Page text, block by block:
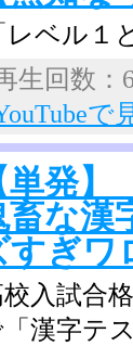
レベル１
生回数
で
単発
畜な
すぎワ
入試合
漢字テ